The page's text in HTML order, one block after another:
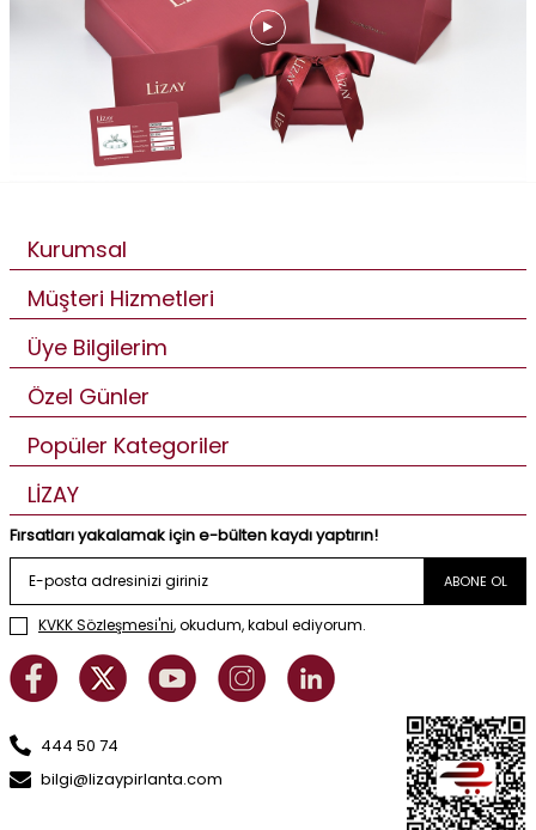
Kurumsal
Müşteri Hizmetleri
Üye Bilgilerim
Özel Günler
Popüler Kategoriler
LİZAY
Fırsatları yakalamak için e-bülten kaydı yaptırın!
ABONE OL
KVKK Sözleşmesi'ni, okudum, kabul ediyorum.
444 50 74
bilgi@lizaypirlanta.com